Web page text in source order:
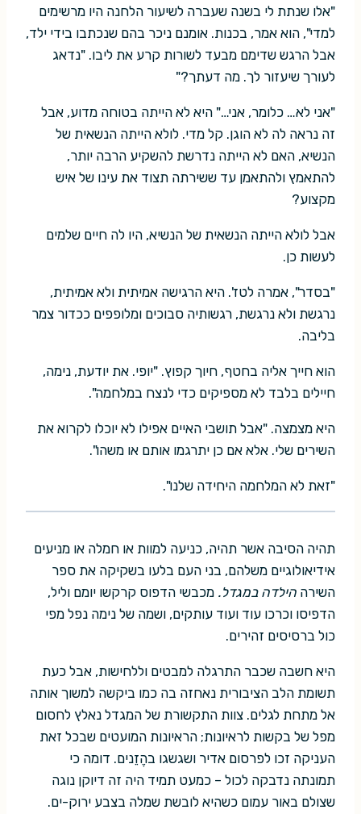
"אלו שנתת לי בשנה שעברה לשיעור הלחנה היו מרשימים
למדי", הוא אמר, בכנות. אומנם ניכר בהם שנכתבו בידי ילד,
אבל הרגש שדימם מבעד לשורות קרע את ליבו. "נדאג
לעורך שיעזור לך. מה דעתך?"
"אני לא… כלומר, אני…" היא לא הייתה בטוחה מדוע, אבל
זה נראה לה לא הוגן. קל מדי. לולא הייתה הנשאית של
הנשיא, האם לא הייתה נדרשת להשקיע הרבה יותר,
להתאמץ ולהתאמן עד ששירתה תצוד את עינו של איש
מקצוע?
אבל לולא הייתה הנשאית של הנשיא, היו לה חיים שלמים
לעשות כן.
"בסדר", אמרה לטז'. היא הרגישה אמיתית ולא אמיתית,
נרגשת ולא נרגשת, רגשותיה סבוכים ומלופפים ככדור צמר
בליבה.
הוא חייך אליה בחטף, חיוך קפוץ. "יופי. את יודעת, נימה,
חיילים בלבד לא מספיקים כדי לנצח במלחמה".
היא מצמצה. "אבל תושבי האיים אפילו לא יוכלו לקרוא את
השירים שלי. אלא אם כן יתרגמו אותם או משהו".
"זאת לא המלחמה היחידה שלנו".
תהיה הסיבה אשר תהיה, כניעה למוות או חמלה או מניעים
אידיאולוגיים משלהם, בני העם בלעו בשקיקה את ספר
השירה הילדה במגדל. מכבשי הדפוס קרקשו יומם וליל,
הדפיסו וכרכו עוד ועוד עותקים, ושמה של נימה נפל מפי
כול ברסיסים זהירים.
היא חשבה שכבר התרגלה למבטים וללחישות, אבל כעת
תשומת הלב הציבורית נאחזה בה כמו ביקשה למשוך אותה
אל מתחת לגלים. צוות התקשורת של המגדל נאלץ לחסום
מפל של בקשות לראיונות; הראיונות המועטים שבכל זאת
העניקה זכו לפרסום אדיר ושגשגו בהֶזֵנים. דומה כי
תמונתה נדבקה לכול – כמעט תמיד היה זה דיוקן נוגה
שצולם באור עמום כשהיא לובשת שמלה בצבע ירוק-ים.